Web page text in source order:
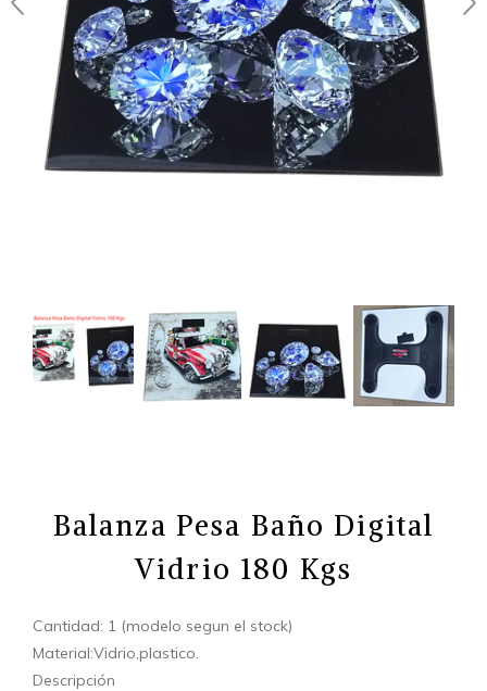
Balanza Pesa Baño Digital
Vidrio 180 Kgs
Cantidad: 1 (modelo segun el stock)
Material:Vidrio,plastico.
Descripción